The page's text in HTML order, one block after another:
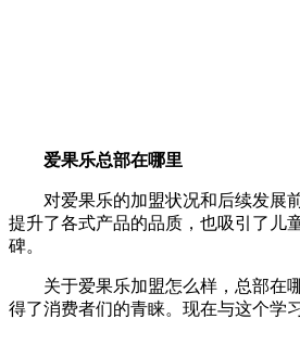
爱果乐总部在哪里
对爱果乐的加盟状况和后续发展
提升了各式产品的品质，也吸引了儿
碑。
关于爱果乐加盟怎么样，总部在
得了消费者们的青睐。现在与这个学